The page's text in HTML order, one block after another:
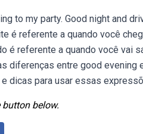
to my party. Good night and
é referente a quando você
é referente a quando você vai
diferenças entre good evening
dicas para usar essas
below.